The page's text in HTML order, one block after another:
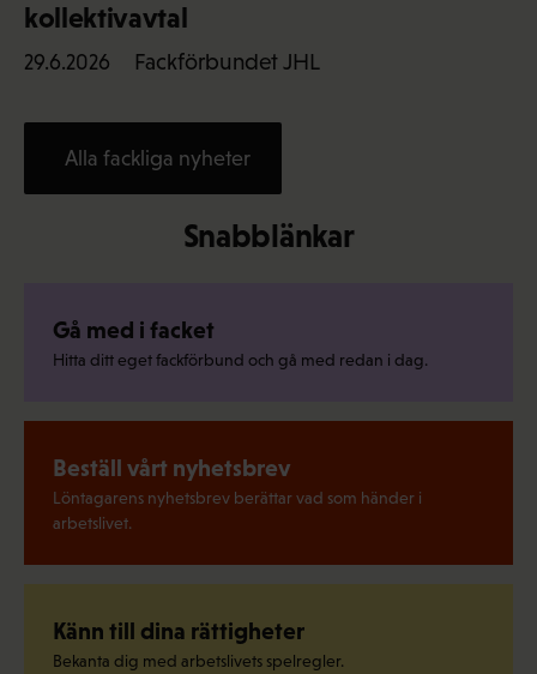
kollektivavtal
29.6.2026 Fackförbundet JHL
Alla fackliga nyheter
Snabblänkar
Gå med i facket
Hitta ditt eget fackförbund och gå med redan i dag.
Beställ vårt nyhetsbrev
Löntagarens nyhetsbrev berättar vad som händer i
arbetslivet.
Känn till dina rättigheter
Bekanta dig med arbetslivets spelregler.